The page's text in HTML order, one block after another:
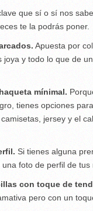
que sí o sí nos
te la podrás poner.
Apuesta por
joya y todo lo que de
mínimal.
tienes opciones
jersey y el
Si tienes alguna
foto de perfil de tus
con toque de
pero con un